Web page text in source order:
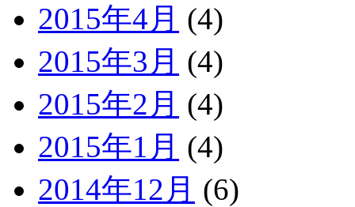
2015年4月 (4)
2015年3月 (4)
2015年2月 (4)
2015年1月 (4)
2014年12月 (6)